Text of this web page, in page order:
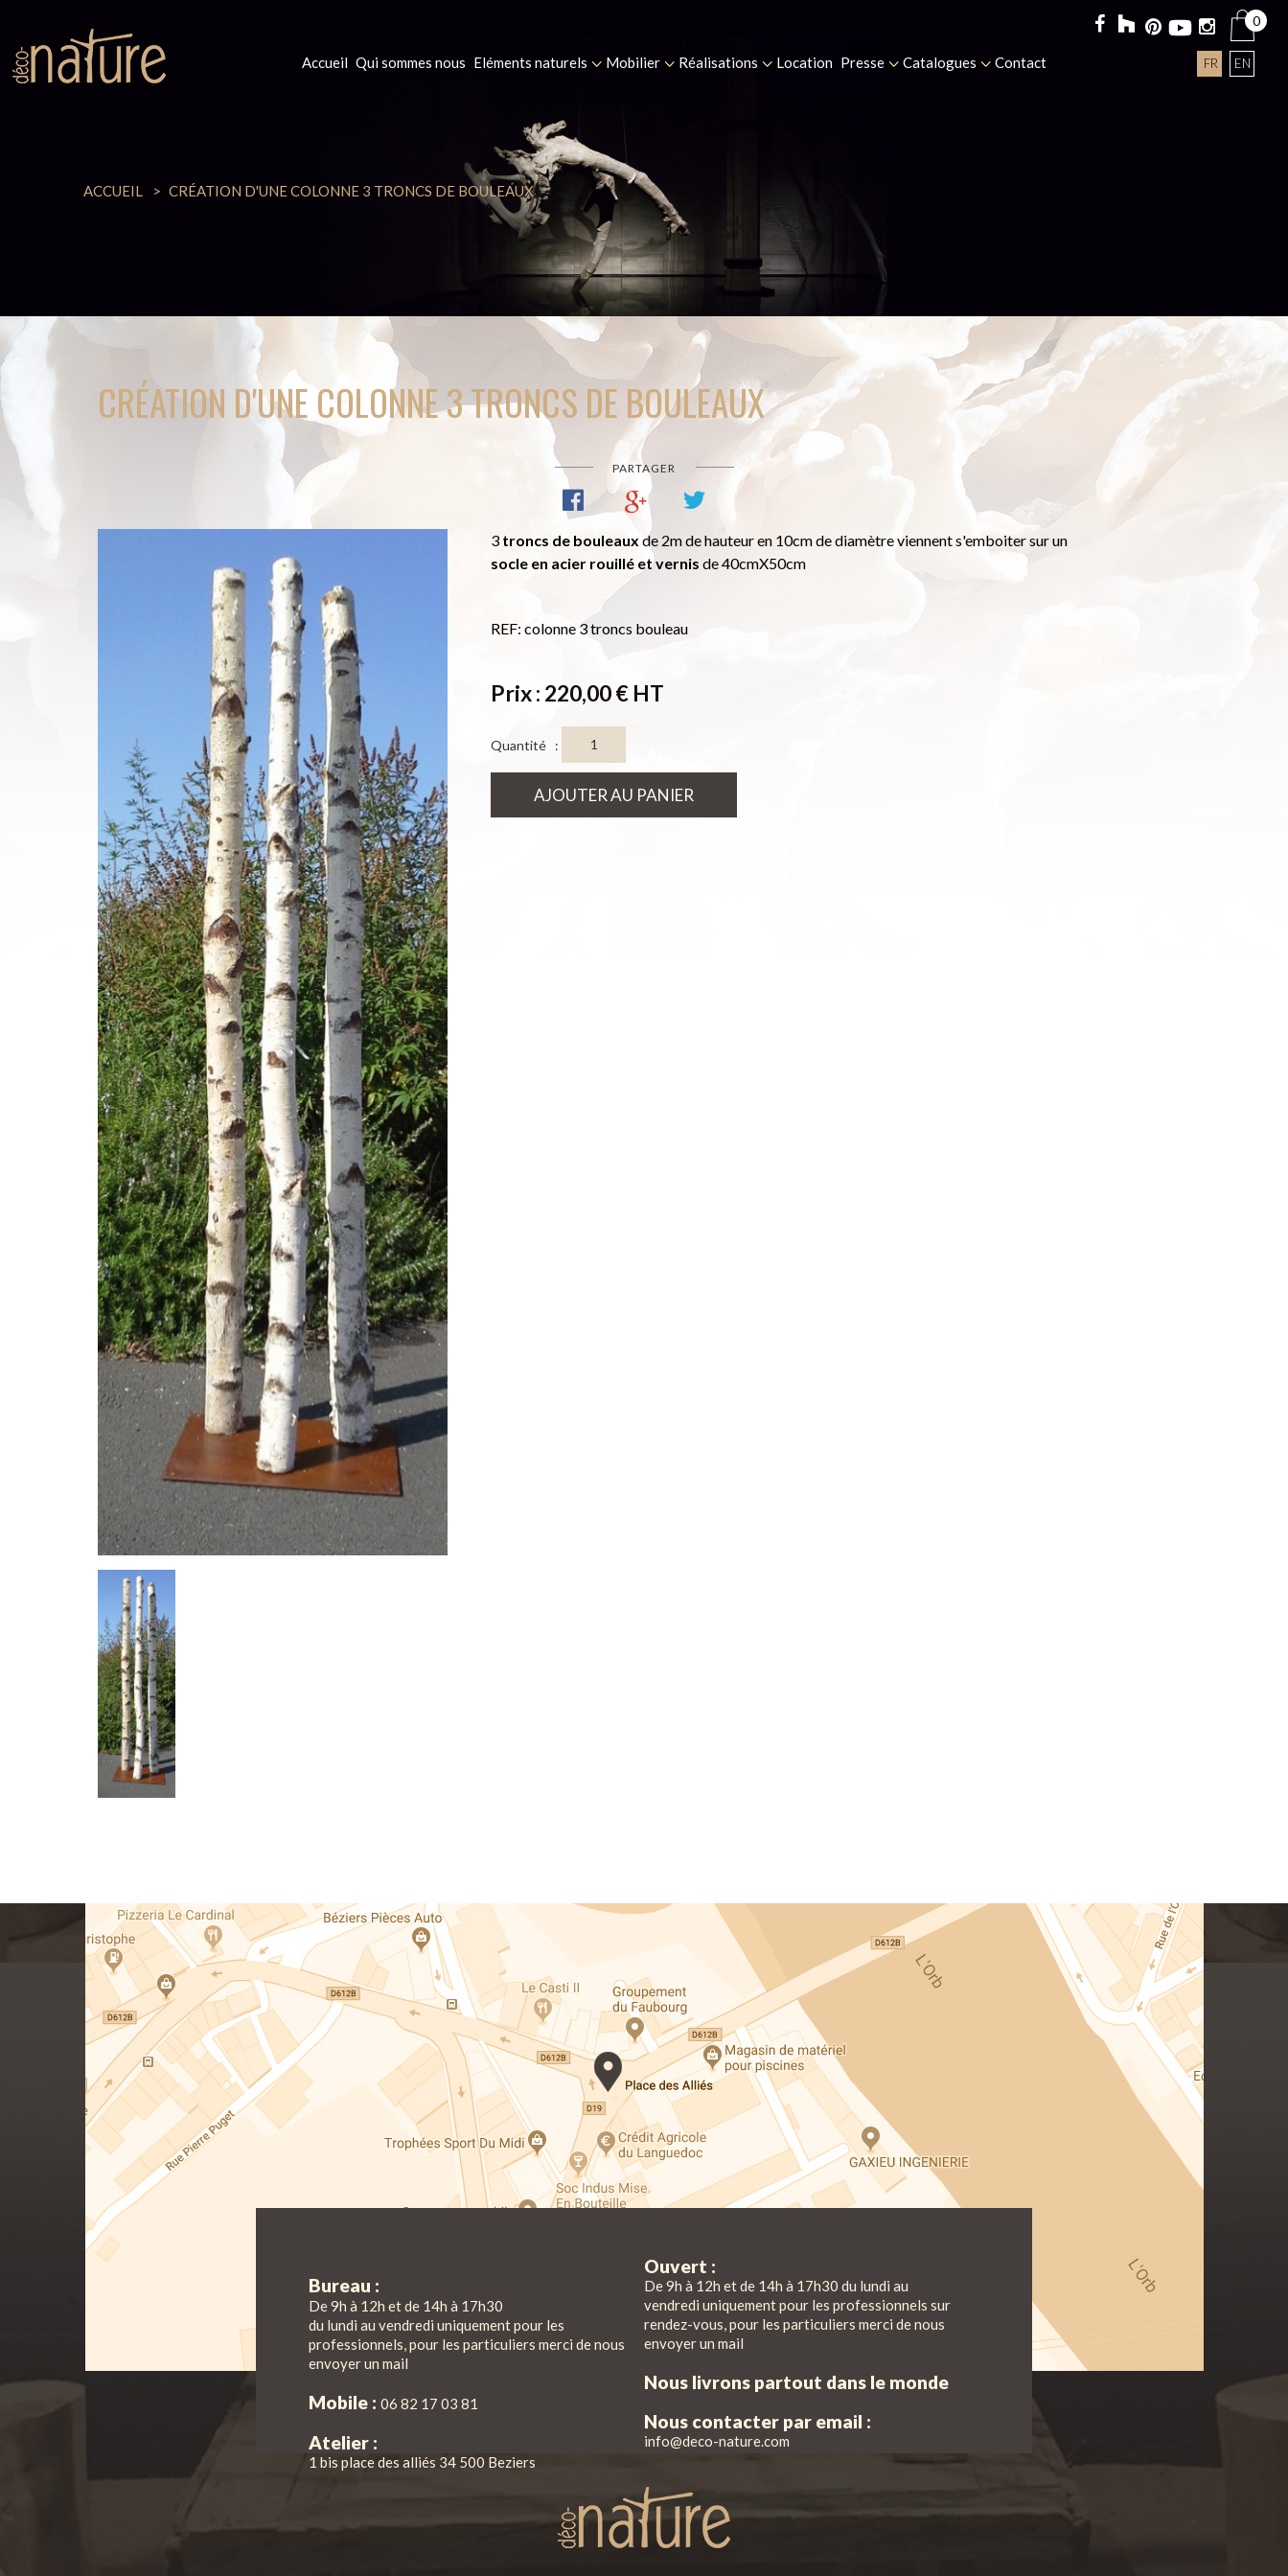
Accueil Qui sommes nous Eléments naturels Mobilier Réalisations Location Presse Catalogues Contact FR EN
0
ACCUEIL CRÉATION D'UNE COLONNE 3 TRONCS DE BOULEAUX
CRÉATION D'UNE COLONNE 3 TRONCS DE BOULEAUX
PARTAGER
3 troncs de bouleaux de 2m de hauteur en 10cm de diamètre viennent s'emboiter sur un
socle en acier rouillé et vernis de 40cmX50cm
REF: colonne 3 troncs bouleau
Prix : 220,00 € HT
Quantité :
AJOUTER AU PANIER
Bureau :
De 9h à 12h et de 14h à 17h30
du lundi au vendredi uniquement pour les
professionnels, pour les particuliers merci de nous
envoyer un mail
Mobile : 06 82 17 03 81
Atelier :
1 bis place des alliés 34 500 Beziers
Ouvert :
De 9h à 12h et de 14h à 17h30 du lundi au
vendredi uniquement pour les professionnels sur
rendez-vous, pour les particuliers merci de nous
envoyer un mail
Nous livrons partout dans le monde
Nous contacter par email :
info@deco-nature.com